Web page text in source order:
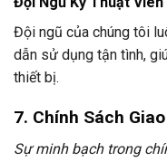
Đội ngũ của chúng tôi
dẫn sử dụng tận tình,
thiết bị.
7. Chính Sách
Sự minh bạch trong